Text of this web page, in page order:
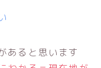
あると思います